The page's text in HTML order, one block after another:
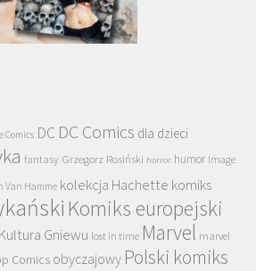
Comics DC DC Comics dla dzieci
fantasy Grzegorz Rosiński horror humor Image
Van Hamme kolekcja Hachette komiks
Komiks europejski
Kultura Gniewu lost in time Marvel marvel
Comics obyczajowy Polski komiks